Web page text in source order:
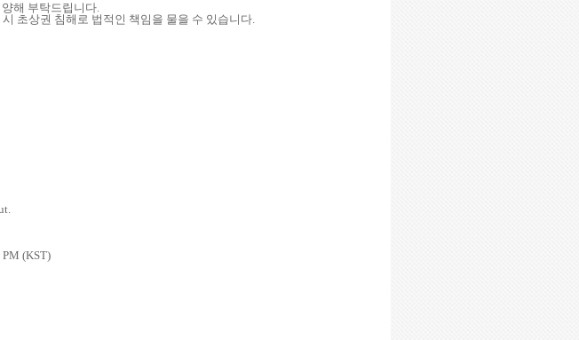
양해 부탁드립니다.
초상권 침해로 법적인 책임을 물을 수 있습니다.
PM (KST)